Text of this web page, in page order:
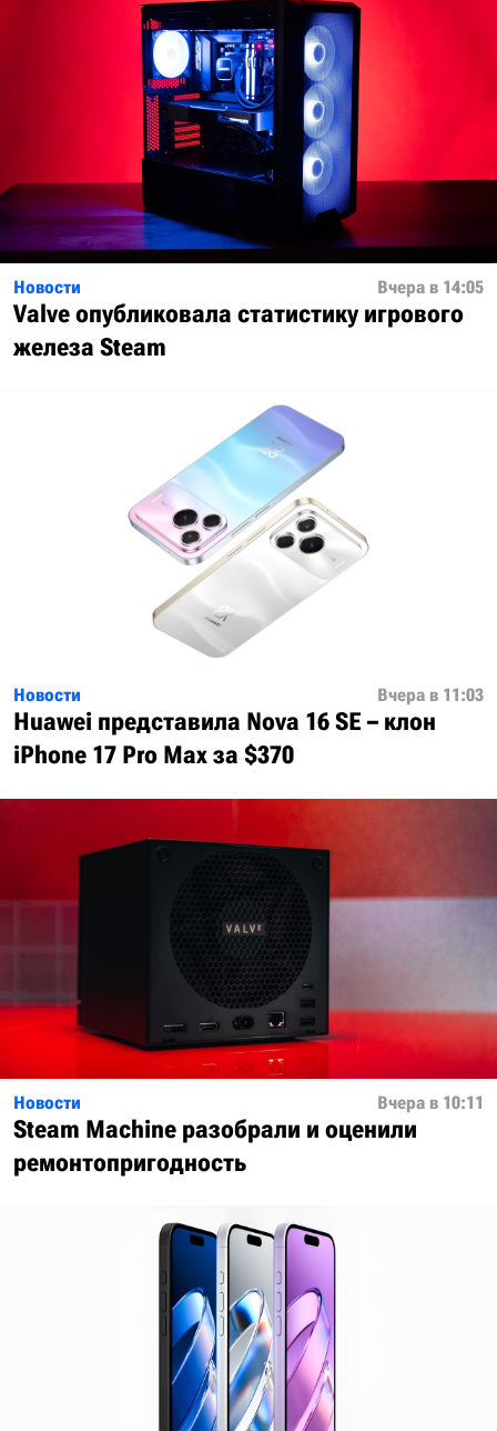
Новости Вчера в 14:05
Valve опубликовала статистику игрового
железа Steam
Новости Вчера в 11:03
Huawei представила Nova 16 SE – клон
iPhone 17 Pro Max за $370
Новости Вчера в 10:11
Steam Machine разобрали и оценили
ремонтопригодность